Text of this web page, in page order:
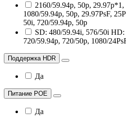
2160/59.94p, 50p,
1080/59.94p, 50p, 29.97PsF,
50i, 720/59.94p, 50p
SD: 480/59.94i, 576/50i
720/59.94p, 720/50p, 1080/
Поддержка HDR
Да
Питание POE
Да